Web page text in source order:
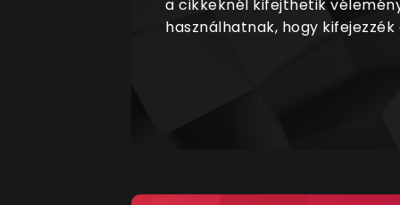
a cikkeknél kifejthetik
használhatnak, hogy